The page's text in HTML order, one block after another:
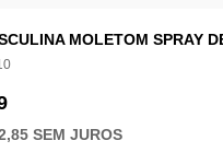
MOLETOM SPRAY
SEM JUROS